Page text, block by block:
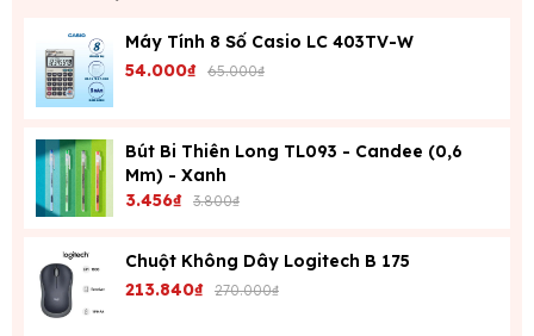
Máy Tính 8 Số Casio LC 403TV-W
54.000₫ 65.000₫
Bút Bi Thiên Long TL093 - Candee (0,6
Mm) - Xanh
3.456₫ 3.800₫
Chuột Không Dây Logitech B 175
213.840₫ 270.000₫